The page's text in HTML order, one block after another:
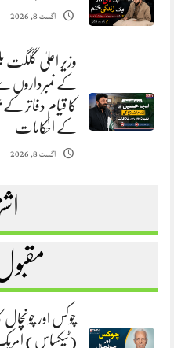
اگست 8, 2026
وزیر اعلیٰ گلگت
کے نمبرداروں
کا قیام دفاتر
کے احکامات
اگست 8, 2026
چوکس اور
(ٹیکساس)